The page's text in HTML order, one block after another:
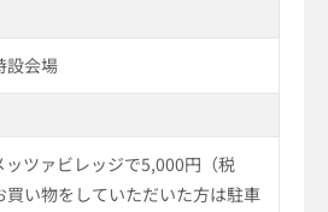
設会場
ツァビレッジで5,000円（税
い物をしていただいた方は駐車